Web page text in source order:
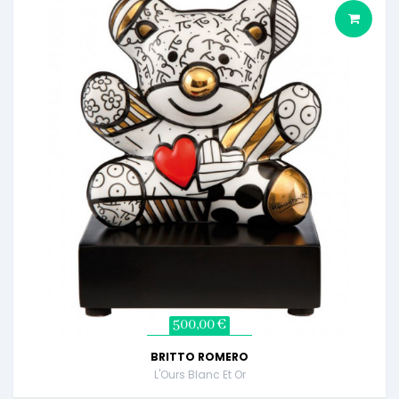
500,00 €
BRITTO ROMERO
L'Ours Blanc Et Or